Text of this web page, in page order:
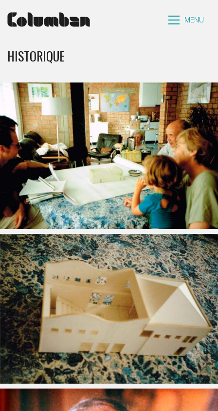
MENU
HISTORIQUE